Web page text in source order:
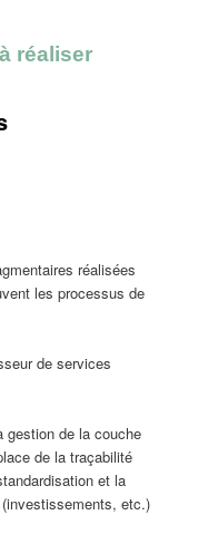
réaliser
réalisées
les processus de
de services
gestion de la couche
de la traçabilité
et la
etc.)